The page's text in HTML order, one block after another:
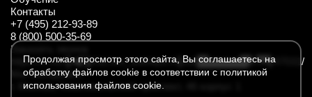
Контакты
+7 (495) 212-93-89
8 (800) 500-35-69
Заказать звонок
https://t.me/SmegKitchen_bothttps://rutube.ru/channel/34547031/
Мы находимся
г. Москва, Комсомольский проспект, 46 корпус 1
Продолжая просмотр этого сайта, Вы соглашаетесь на
обработку файлов cookie в соответствии с политикой
использования файлов cookie.